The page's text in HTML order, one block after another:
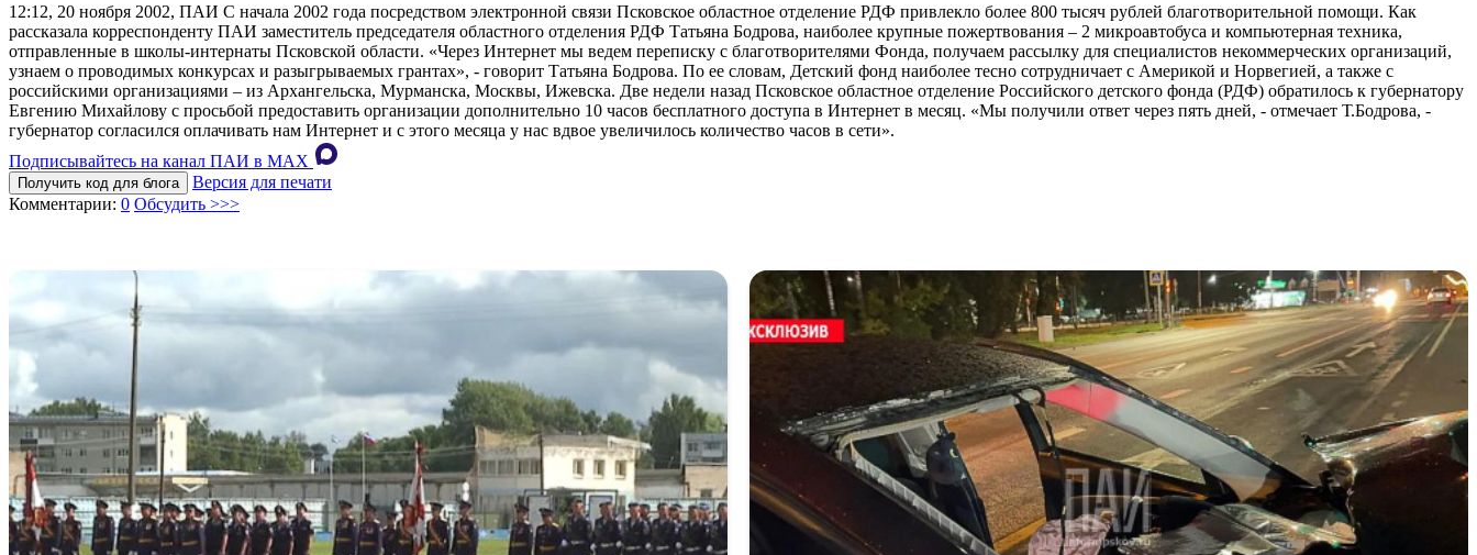
12:12, 20 ноября 2002, ПАИ С начала 2002 года посредством электронной связи Псковское областное отделение РДФ привлекло более 800 тысяч рублей благотворительной помощи. Как
рассказала корреспонденту ПАИ заместитель председателя областного отделения РДФ Татьяна Бодрова, наиболее крупные пожертвования – 2 микроавтобуса и компьютерная техника,
отправленные в школы-интернаты Псковской области. «Через Интернет мы ведем переписку с благотворителями Фонда, получаем рассылку для специалистов некоммерческих организаций,
узнаем о проводимых конкурсах и разыгрываемых грантах», - говорит Татьяна Бодрова. По ее словам, Детский фонд наиболее тесно сотрудничает с Америкой и Норвегией, а также с
российскими организациями – из Архангельска, Мурманска, Москвы, Ижевска. Две недели назад Псковское областное отделение Российского детского фонда (РДФ) обратилось к губернатору
Евгению Михайлову с просьбой предоставить организации дополнительно 10 часов бесплатного доступа в Интернет в месяц. «Мы получили ответ через пять дней, - отмечает Т.Бодрова, -
губернатор согласился оплачивать нам Интернет и с этого месяца у нас вдвое увеличилось количество часов в сети».
Подписывайтесь на канал ПАИ в MAХ
Получить код для блога
Версия для печати
Комментарии: 0 Обсудить >>>